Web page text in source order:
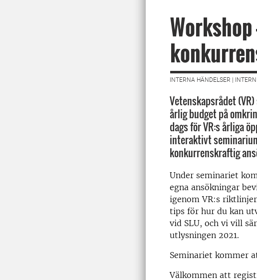
INTERNA HÄNDELSER |
Vetenskapsrådet
årlig budget på
dags för VR:s årliga
interaktivt
konkurrenskraftig
Under seminariet
egna ansökningar
igenom VR:s
tips för hur du kan
vid SLU, och vi vill
utlysningen 2021.
Seminariet kommer
Välkommen att